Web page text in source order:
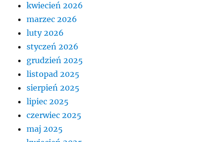
kwiecień 2026
marzec 2026
luty 2026
styczeń 2026
grudzień 2025
listopad 2025
sierpień 2025
lipiec 2025
czerwiec 2025
maj 2025